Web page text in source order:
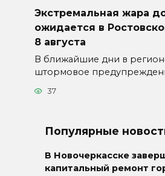
Экстремальная жара
ожидается в
8 августа
В ближайшие дни в
штормовое
37
Популярные
В Новочеркасске
капитальный ремонт